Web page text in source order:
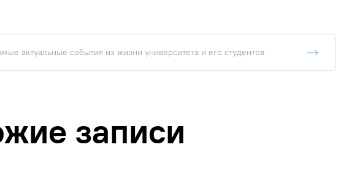
актуальные события из жизни университета и его студентов
записи